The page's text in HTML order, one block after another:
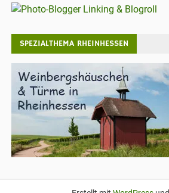
SPEZIALTHEMA RHEINHESSEN